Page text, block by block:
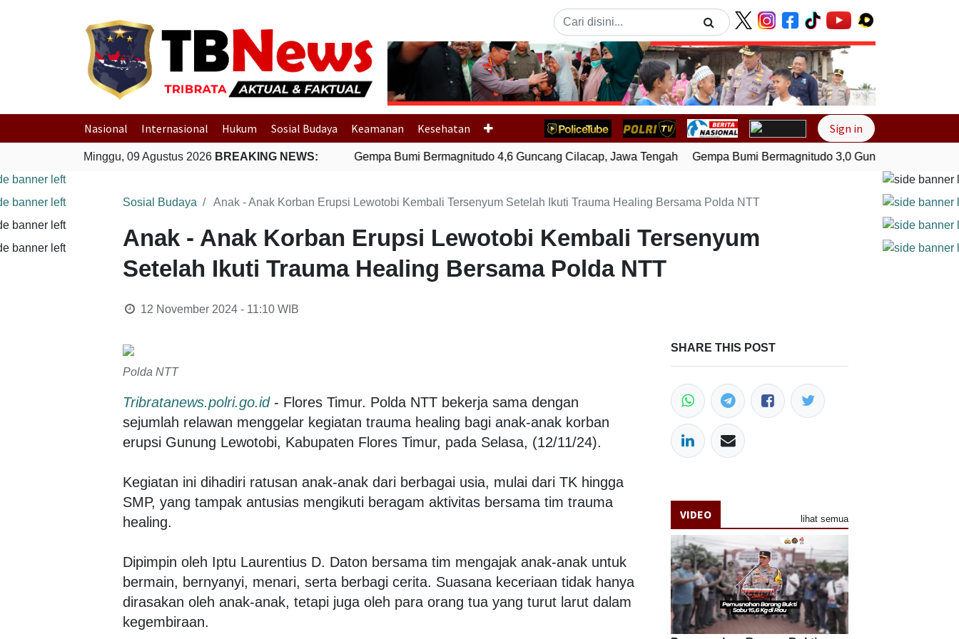
Previous Next
Nasional Internasional Hukum Sosial Budaya Keamanan Kesehatan Sign in
Minggu, 09 Agustus 2026 BREAKING NEWS: Gempa Bumi Bermagnitudo 4,6 Guncang Cilacap, Jawa Tengah Gempa Bumi Bermagnitudo 3,0 Guncang Pesisir
Sosial Budaya Anak - Anak Korban Erupsi Lewotobi Kembali Tersenyum Setelah Ikuti Trauma Healing Bersama Polda NTT
Anak - Anak Korban Erupsi Lewotobi Kembali Tersenyum
Setelah Ikuti Trauma Healing Bersama Polda NTT
12 November 2024 - 11:10WIB
Polda NTT
Tribratanews.polri.go.id - Flores Timur. Polda NTT bekerja sama dengan
sejumlah relawan menggelar kegiatan trauma healing bagi anak-anak korban
erupsi Gunung Lewotobi, Kabupaten Flores Timur, pada Selasa, (12/11/24).
Kegiatan ini dihadiri ratusan anak-anak dari berbagai usia, mulai dari TK hingga
SMP, yang tampak antusias mengikuti beragam aktivitas bersama tim trauma
healing.
Dipimpin oleh Iptu Laurentius D. Daton bersama tim mengajak anak-anak untuk
bermain, bernyanyi, menari, serta berbagi cerita. Suasana keceriaan tidak hanya
dirasakan oleh anak-anak, tetapi juga oleh para orang tua yang turut larut dalam
kegembiraan.
SHARE THIS POST
VIDEO lihat semua